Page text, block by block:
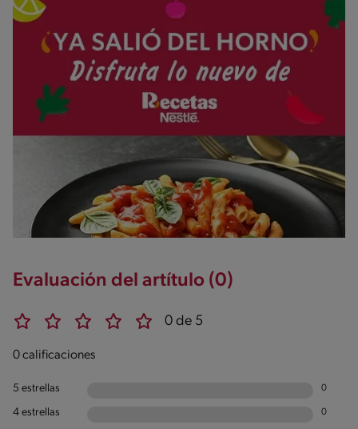
Evaluación del artítulo (0)
0 de 5
0 calificaciones
5 estrellas 0
4 estrellas 0